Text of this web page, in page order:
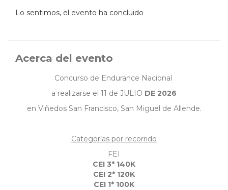
Lo sentimos, el evento ha concluido
Acerca del evento
Concurso de Endurance Nacional
a realizarse el 11 de JULIO DE 2026
en Viñedos San Francisco, San Miguel de Allende.
Categorías por recorrido
FEI
CEI 3* 140K
CEI 2* 120K
CEI 1* 100K